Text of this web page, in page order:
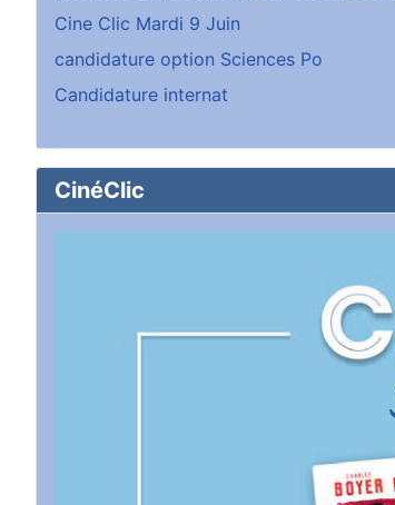
Cine Clic Mardi 9 Juin
candidature option Sciences Po
Candidature internat
CinéClic